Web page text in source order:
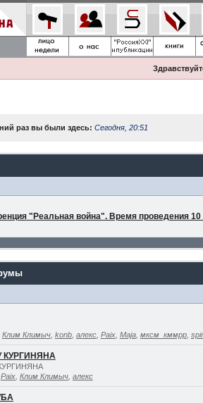
раз вы были здесь: Сегодня, 20:51
"Реальная война". Время проведения 10
Клим Климыч, konb, алекс, Paix, Maja, мксм_кммрр,
КУРГИНЯНА
Paix, Клим Климыч, алекс